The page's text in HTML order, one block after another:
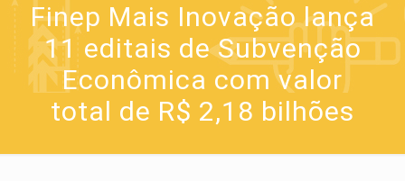
Finep Mais Inovação lança
11 editais de Subvenção
Econômica com valor
total de R$ 2,18 bilhões